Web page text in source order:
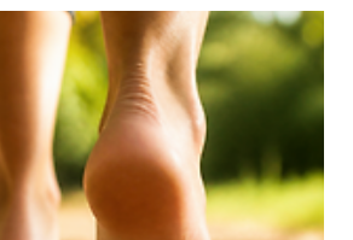
다.우리는 하루에도 수천 번 걷습니다. 그런
점검하지 않습니다. 발이 조금 피곤해도, 신
뻐근해도 “원래 그런가 보다” 하고 지나갑니
래에서부터 무너집니다. 걷기의 시작점인 발
올라탄 발목과 무릎, 골반, 허리는 생각보다